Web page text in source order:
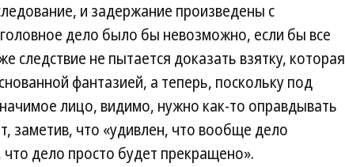
и задержание произведены с
дело было бы невозможно, если бы все
следствие не пытается доказать взятку, которая
фантазией, а теперь, поскольку под
лицо, видимо, нужно как-то оправдывать
заметив, что «удивлен, что вообще дело
дело просто будет прекращено».